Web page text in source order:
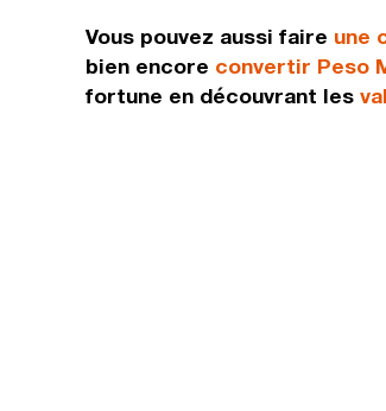
Vous pouvez aussi faire une
bien encore convertir Peso
fortune en découvrant les